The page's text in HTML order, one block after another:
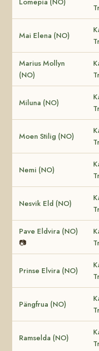
Mai Elena (NO)
Marius Mollyn
(NO)
Miluna (NO)
Moen Stilig (NO)
Nemi (NO)
Nesvik Eld (NO)
Pave Eldvira (NO)
📷
Prinse Elvira (NO)
Pängfrua (NO)
Ramselda (NO)